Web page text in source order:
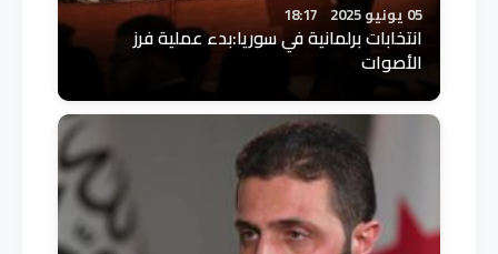
05 يونيو 2025 18:17
انتخابات برلمانية في سوريا:بدء عملية فرز
الأصوات